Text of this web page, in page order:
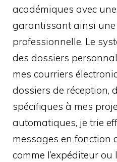
académiques avec
garantissant ainsi
professionnelle. Le
des dossiers
mes courriers
dossiers de réception,
spécifiques à mes
automatiques, je trie
messages en fonction
comme l’expéditeur ou